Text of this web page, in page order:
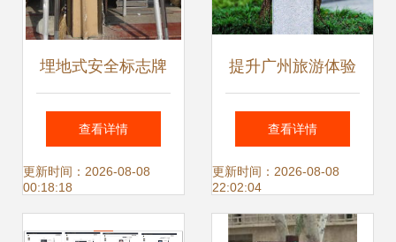
埋地式安全标志牌
不锈钢双立柱设
计，工厂定制高清
查看详情
更新时间：2026-08-08
00:18:18
提升广州旅游体验
公共标识标牌与导
视标识牌的重要性
查看详情
更新时间：2026-08-08
22:02:04